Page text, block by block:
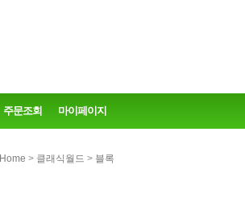
주문조회 마이페이지
Home > 클래식월드 > 블록